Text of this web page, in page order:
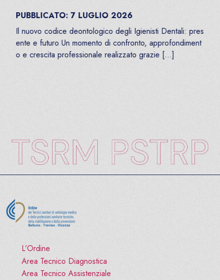
PUBBLICATO: 7 LUGLIO 2026
Il nuovo codice deontologico degli Igienisti Dentali: pres
ente e futuro Un momento di confronto, approfondiment
o e crescita professionale realizzato grazie […]
L’Ordine
Area Tecnico Diagnostica
Area Tecnico Assistenziale